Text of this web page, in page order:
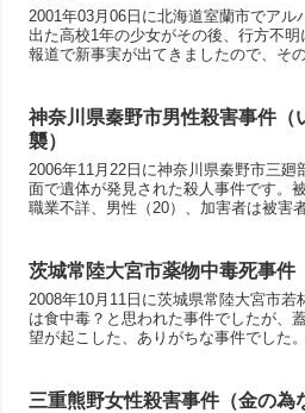
2001年03月06日に北海道室蘭市でアル
出た高校1年の少女がその後、行方不
報道で新事実が出てきましたので、そ
神奈川県秦野市男性殺害事件（
襲）
2006年11月22日に神奈川県秦野市三
面で遺体が発見された殺人事件です。
職業不詳、男性（20）、加害者は被害
を払わせる」と脅されて、被害者の殺
ります。「窮鼠猫を噛む」という事件で
茨城常陸大宮市薬物中毒死事件
2008年10月11日に茨城県常陸大宮市若
は食中毒？と思われた事件でしたが、
望が起こした、ありがちな事件でした
に戻れると思えないけど、その後はど
三重熊野女性殺害事件（金の為